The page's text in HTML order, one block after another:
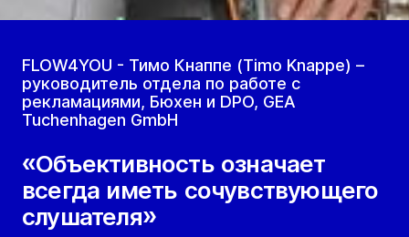
FLOW4YOU - Тимо Кнаппе (Timo Knappe) –
руководитель отдела по работе с
рекламациями, Бюхен и DPO, GEA
Tuchenhagen GmbH
«Объективность означает
всегда иметь сочувствующего
слушателя»